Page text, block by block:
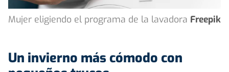
Mujer eligiendo el programa de la lavadora Freepik
Un invierno más cómodo con